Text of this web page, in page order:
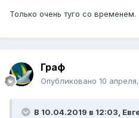
Только очень туго со временем.
Граф
Опубликовано 10
В 10.04.2019 в 12:03,